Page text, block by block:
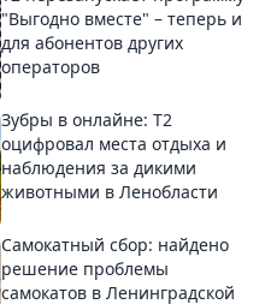
"Выгодно вместе" – теперь и
для абонентов других
операторов
Зубры в онлайне: Т2
оцифровал места отдыха и
наблюдения за дикими
животными в Ленобласти
Самокатный сбор: найдено
решение проблемы
самокатов в Ленинградской